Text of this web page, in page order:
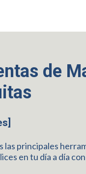
de
las principales
en tu día a día